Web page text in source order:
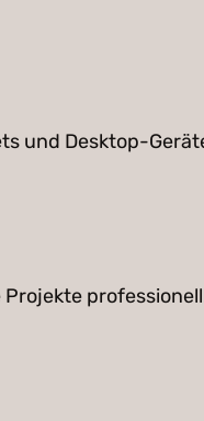
und Desktop-